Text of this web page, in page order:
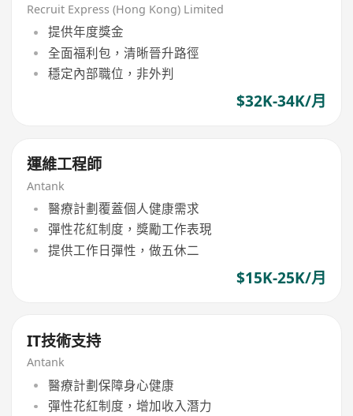
Recruit Express (Hong Kong) Limited
提供年度獎金
全面福利包，清晰晉升路徑
穩定內部職位，非外判
$32K-34K/月
運維工程師
Antank
醫療計劃覆蓋個人健康需求
彈性花紅制度，獎勵工作表現
提供工作日彈性，做五休二
$15K-25K/月
IT技術支持
Antank
醫療計劃保障身心健康
彈性花紅制度，增加收入潛力